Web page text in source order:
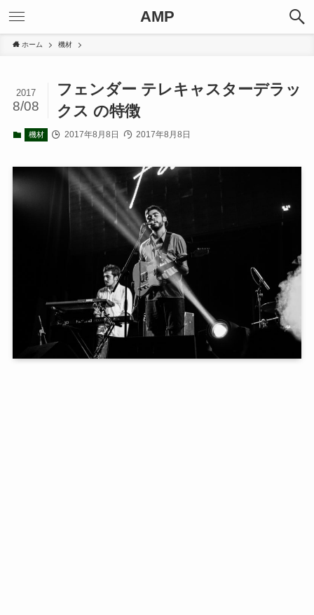
AMP
ホーム 機材
フェンダー テレキャスターデラッ
クス の特徴
2017
8/08
機材 2017年8月8日 2017年8月8日